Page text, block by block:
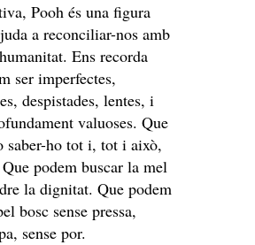
Pooh és una figura
a reconciliar-nos amb
Ens recorda
ser imperfectes,
despistades, lentes, i
valuoses. Que
saber-ho tot i, tot i això,
podem buscar la mel
la dignitat. Que podem
bosc sense pressa,
sense por.